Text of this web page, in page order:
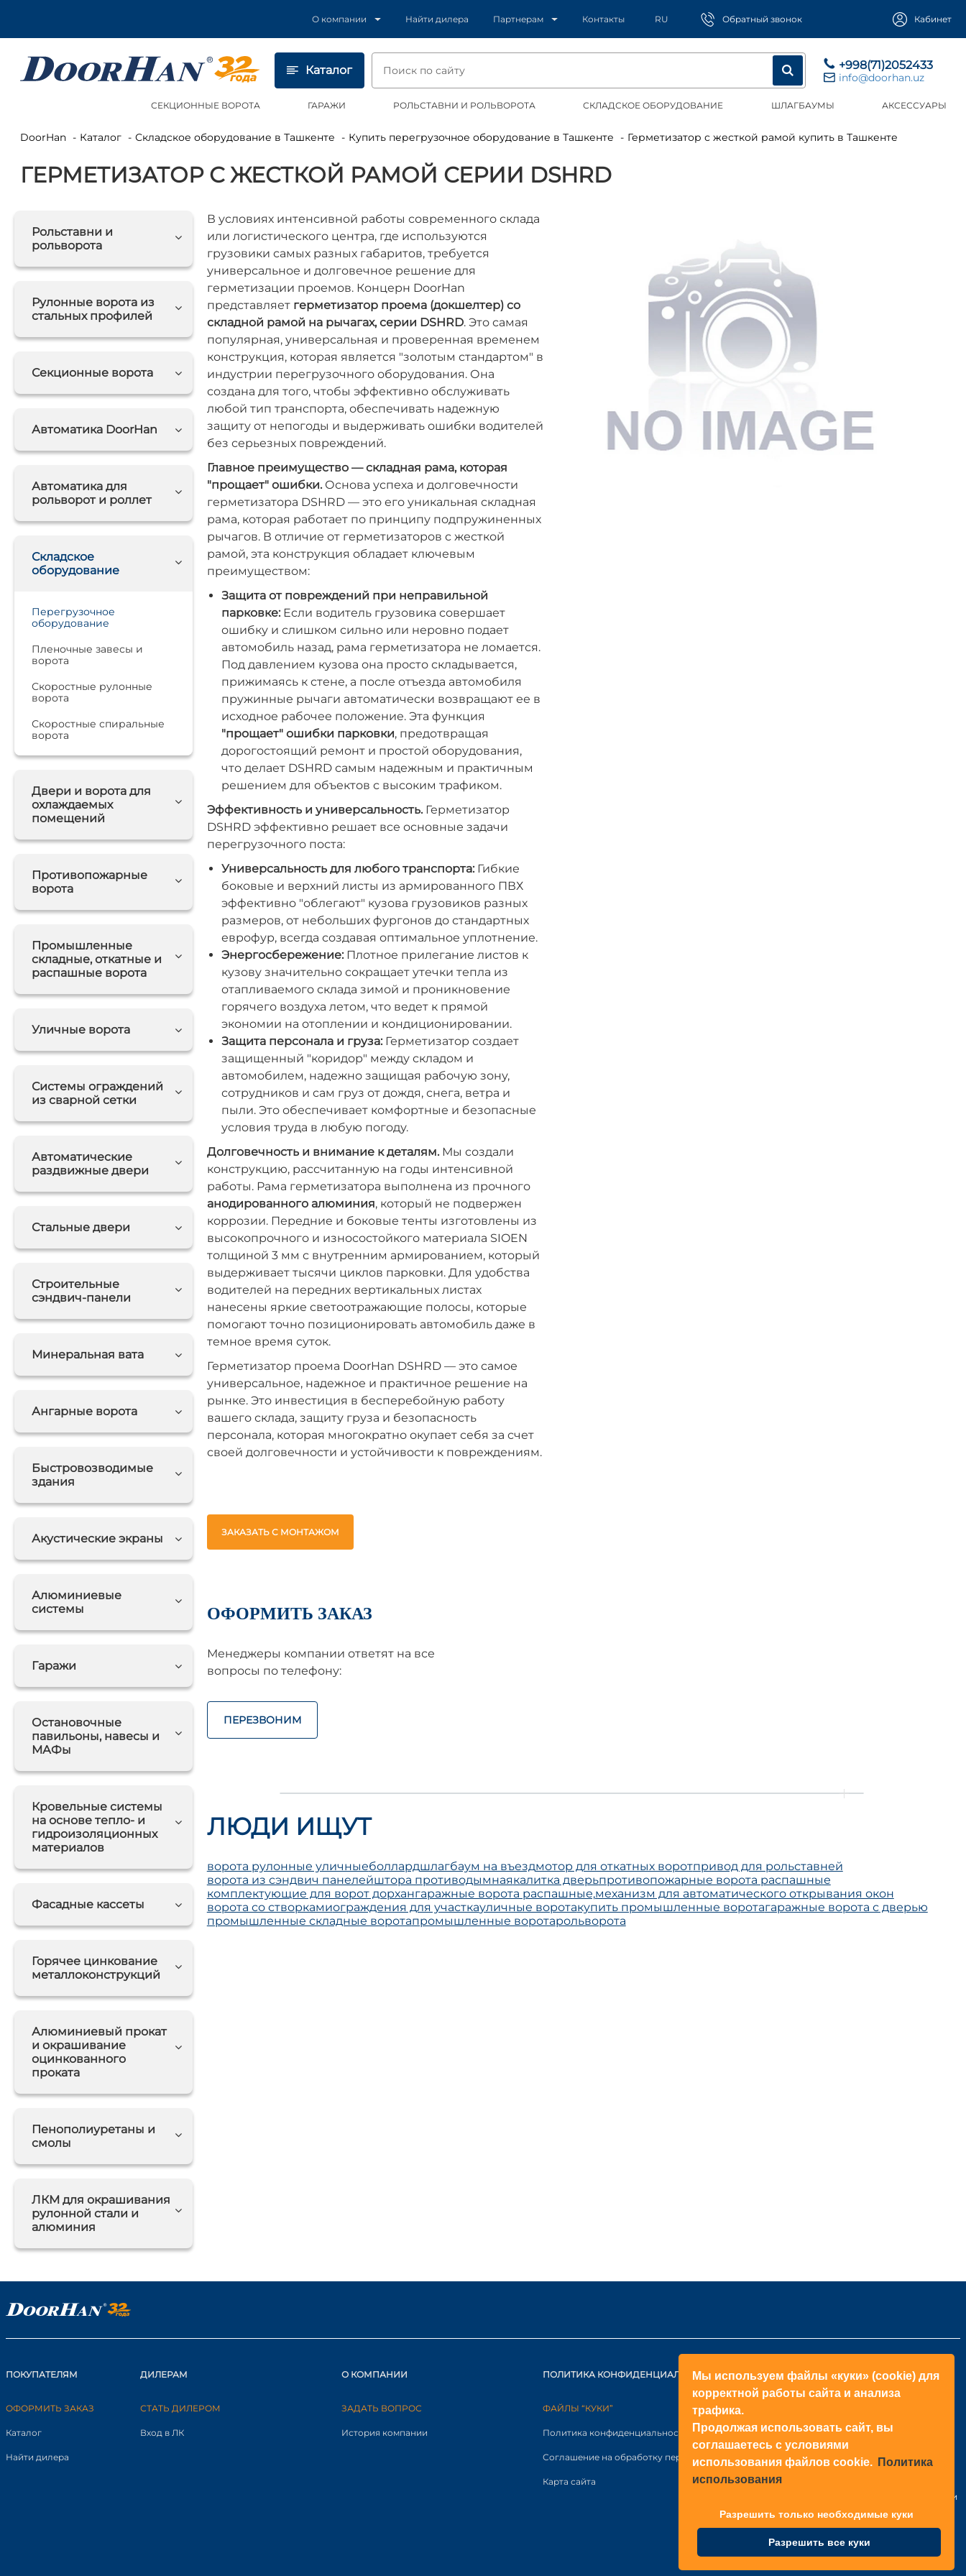
Мы используем файлы «куки» (cookie) для
корректной работы сайта и анализа
трафика.
Продолжая использовать сайт, вы
соглашаетесь с условиями
использования файлов cookie. Политика
использования
Разрешить только необходимые куки
Разрешить все куки
О компании Найти дилера Партнерам Контакты RU Обратный звонок Кабинет
Каталог +998(71)2052433
info@doorhan.uz
СЕКЦИОННЫЕ ВОРОТА ГАРАЖИ РОЛЬСТАВНИ И РОЛЬВОРОТА СКЛАДСКОЕ ОБОРУДОВАНИЕ ШЛАГБАУМЫ АКСЕССУАРЫ
DoorHan Каталог Складское оборудование в Ташкенте Купить перегрузочное оборудование в Ташкенте Герметизатор с жесткой рамой купить в Ташкенте
ГЕРМЕТИЗАТОР С ЖЕСТКОЙ РАМОЙ СЕРИИ DSHRD
Рольставни и
рольворота
Рулонные ворота из
стальных профилей
Секционные ворота
Автоматика DoorHan
Автоматика для
рольворот и роллет
Складское
оборудование
Перегрузочное
оборудование
Пленочные завесы и
ворота
Скоростные рулонные
ворота
Скоростные спиральные
ворота
Двери и ворота для
охлаждаемых
помещений
Противопожарные
ворота
Промышленные
складные, откатные и
распашные ворота
Уличные ворота
Системы ограждений
из сварной сетки
Автоматические
раздвижные двери
Стальные двери
Строительные
сэндвич-панели
Минеральная вата
Ангарные ворота
Быстровозводимые
здания
Акустические экраны
Алюминиевые
системы
Гаражи
Остановочные
павильоны, навесы и
МАФы
Кровельные системы
на основе тепло- и
гидроизоляционных
материалов
Фасадные кассеты
Горячее цинкование
металлоконструкций
Алюминиевый прокат
и окрашивание
оцинкованного
проката
Пенополиуретаны и
смолы
ЛКМ для окрашивания
рулонной стали и
алюминия
В условиях интенсивной работы современного склада
или логистического центра, где используются
грузовики самых разных габаритов, требуется
универсальное и долговечное решение для
герметизации проемов. Концерн DoorHan
представляет герметизатор проема (докшелтер) со
складной рамой на рычагах, серии DSHRD. Это самая
популярная, универсальная и проверенная временем
конструкция, которая является "золотым стандартом" в
индустрии перегрузочного оборудования. Она
создана для того, чтобы эффективно обслуживать
любой тип транспорта, обеспечивать надежную
защиту от непогоды и выдерживать ошибки водителей
без серьезных повреждений.
Главное преимущество — складная рама, которая
"прощает" ошибки.Основа успеха и долговечности
герметизатора DSHRD — это его уникальная складная
рама, которая работает по принципу подпружиненных
рычагов. В отличие от герметизаторов с жесткой
рамой, эта конструкция обладает ключевым
преимуществом:
Защита от повреждений при неправильной
парковке:Если водитель грузовика совершает
ошибку и слишком сильно или неровно подает
автомобиль назад, рама герметизатора не ломается.
Под давлением кузова она просто складывается,
прижимаясь к стене, а после отъезда автомобиля
пружинные рычаги автоматически возвращают ее в
исходное рабочее положение. Эта функция
"прощает" ошибки парковки, предотвращая
дорогостоящий ремонт и простой оборудования,
что делает DSHRD самым надежным и практичным
решением для объектов с высоким трафиком.
Эффективность и универсальность.Герметизатор
DSHRD эффективно решает все основные задачи
перегрузочного поста:
Универсальность для любого транспорта:Гибкие
боковые и верхний листы из армированного ПВХ
эффективно "облегают" кузова грузовиков разных
размеров, от небольших фургонов до стандартных
еврофур, всегда создавая оптимальное уплотнение.
Энергосбережение:Плотное прилегание листов к
кузову значительно сокращает утечки тепла из
отапливаемого склада зимой и проникновение
горячего воздуха летом, что ведет к прямой
экономии на отоплении и кондиционировании.
Защита персонала и груза:Герметизатор создает
защищенный "коридор" между складом и
автомобилем, надежно защищая рабочую зону,
сотрудников и сам груз от дождя, снега, ветра и
пыли. Это обеспечивает комфортные и безопасные
условия труда в любую погоду.
Долговечность и внимание к деталям.Мы создали
конструкцию, рассчитанную на годы интенсивной
работы. Рама герметизатора выполнена из прочного
анодированного алюминия, который не подвержен
коррозии. Передние и боковые тенты изготовлены из
высокопрочного и износостойкого материала SIOEN
толщиной 3 мм с внутренним армированием, который
выдерживает тысячи циклов парковки. Для удобства
водителей на передних вертикальных листах
нанесены яркие светоотражающие полосы, которые
помогают точно позиционировать автомобиль даже в
темное время суток.
Герметизатор проема DoorHan DSHRD — это самое
универсальное, надежное и практичное решение на
рынке. Это инвестиция в бесперебойную работу
вашего склада, защиту груза и безопасность
персонала, которая многократно окупает себя за счет
своей долговечности и устойчивости к повреждениям.
ЗАКАЗАТЬ С МОНТАЖОМ
ОФОРМИТЬ ЗАКАЗ
Менеджеры компании ответят на все
вопросы по телефону:
ПЕРЕЗВОНИМ
ЛЮДИ ИЩУТ
ворота рулонные уличныеболлардшлагбаум на въездмотор для откатных воротпривод для рольставней
ворота из сэндвич панелейштора противодымнаякалитка дверьпротивопожарные ворота распашные
комплектующие для ворот дорхангаражные ворота распашные,механизм для автоматического открывания окон
ворота со створкамиограждения для участкауличные воротакупить промышленные воротагаражные ворота с дверью
промышленные складные воротапромышленные воротарольворота
ПОКУПАТЕЛЯМ
ОФОРМИТЬ ЗАКАЗ
Каталог
Найти дилера
ДИЛЕРАМ
СТАТЬ ДИЛЕРОМ
Вход в ЛК
О КОМПАНИИ
ЗАДАТЬ ВОПРОС
История компании
ПОЛИТИКА КОНФИДЕНЦИАЛЬНОСТИ
ФАЙЛЫ “КУКИ”
Политика конфиденциальности
Соглашение на обработку персональных данных
Карта сайта
КОНТАКТЫ
+998(71)2052433
+998(71)2052422
г. Ташкент, Янгихаёт р-н, Файзли
МФЙ, ул. Райхон, Н6-1003 стр.